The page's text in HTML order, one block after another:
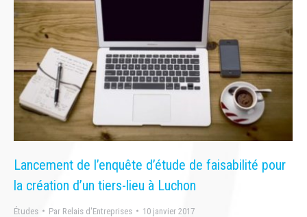
Lancement de l’enquête d’étude de faisabilité pour
la création d’un tiers-lieu à Luchon
Études Par Relais d'Entreprises 10 janvier 2017